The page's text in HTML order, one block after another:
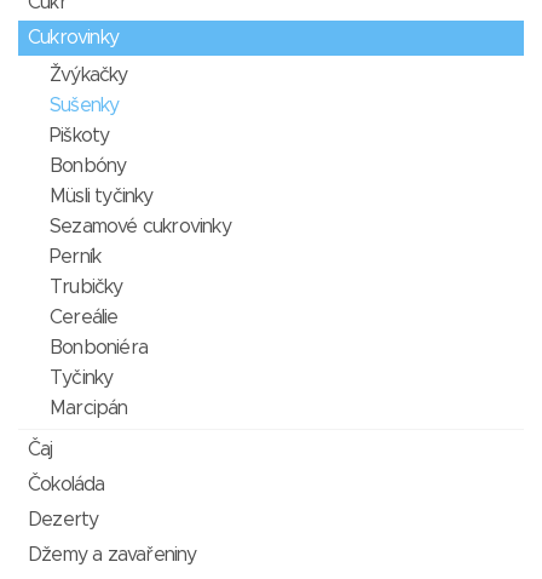
Cukrovinky
Žvýkačky
Sušenky
Piškoty
Bonbóny
Müsli tyčinky
Sezamové cukrovinky
Perník
Trubičky
Cereálie
Bonboniéra
Tyčinky
Marcipán
Čaj
Čokoláda
Dezerty
Džemy a zavařeniny